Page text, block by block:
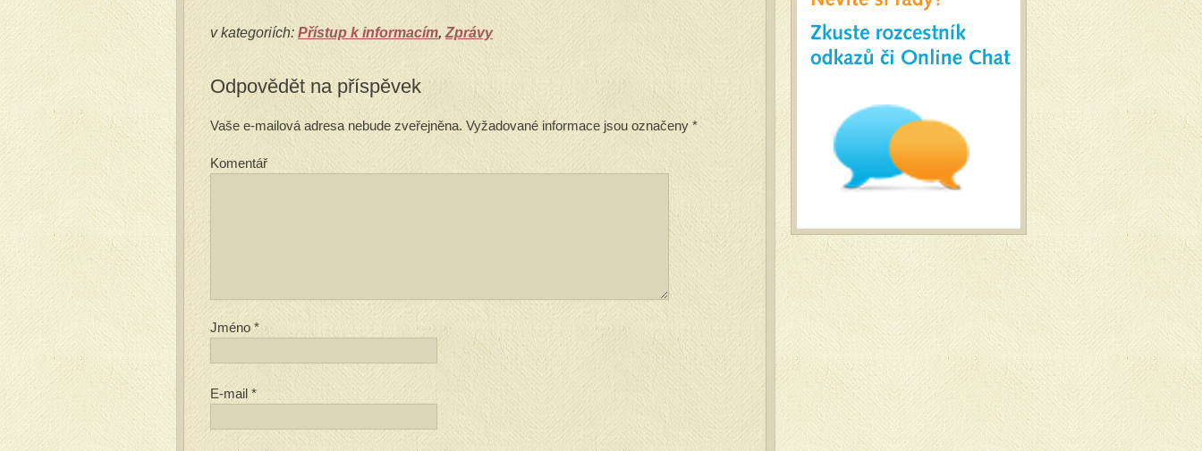
v kategoriích: Přístup k informacím,Zprávy
Odpovědět na příspěvek
Vaše e-mailová adresa nebude zveřejněna. Vyžadované informace jsou označeny *
Komentář
Jméno *
E-mail *